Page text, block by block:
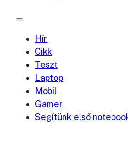
Hír
Cikk
Teszt
Laptop
Mobil
Gamer
Segítünk első